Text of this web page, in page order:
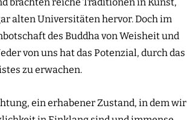
alten Universitäten hervor. Doch im
des Buddha von Weisheit und
von uns hat das Potenzial, durch das
zu erwachen.
ein erhabener Zustand, in dem wir